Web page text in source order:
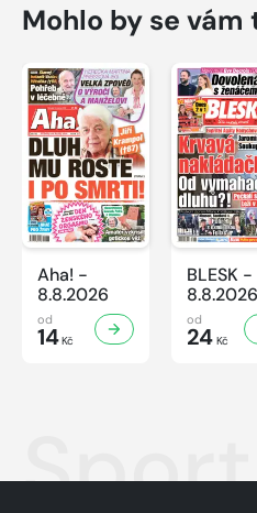
Mohlo by se
Aha! -
8.8.2026
od
14Kč
BLESK -
8.8.2026
od
24Kč